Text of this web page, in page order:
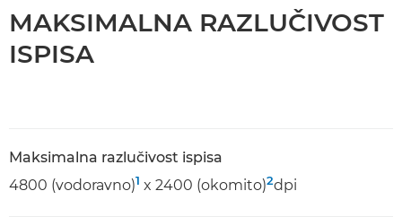
MAKSIMALNA RAZLUČIVOST
ISPISA
Maksimalna razlučivost ispisa
4800 (vodoravno)1 x 2400 (okomito)2dpi